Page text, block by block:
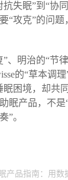
抗失眠”到“协
攻克”的问题
、明治的“节
的“草本调
眠困境，却共
眠产品，不是
”。
产品指南：用